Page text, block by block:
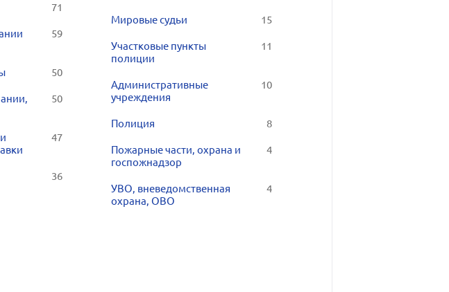
71
59
50
50
47
36
Мировые судьи 15
Участковые пункты
полиции
11
Административные
учреждения
10
Полиция 8
Пожарные части, охрана и
госпожнадзор
4
УВО, вневедомственная
охрана, ОВО
4